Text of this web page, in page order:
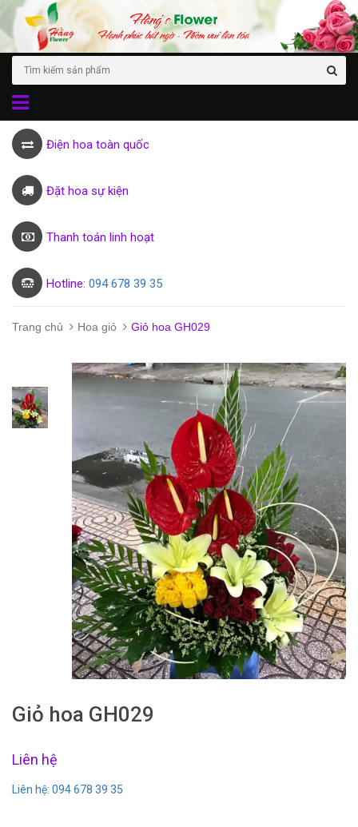
Điện hoa toàn quốc
Đặt hoa sự kiện
Thanh toán linh hoạt
Hotline: 094 678 39 35
Trang chủ Hoa giỏ Giỏ hoa GH029
Giỏ hoa GH029
Liên hệ
Liên hệ: 094 678 39 35